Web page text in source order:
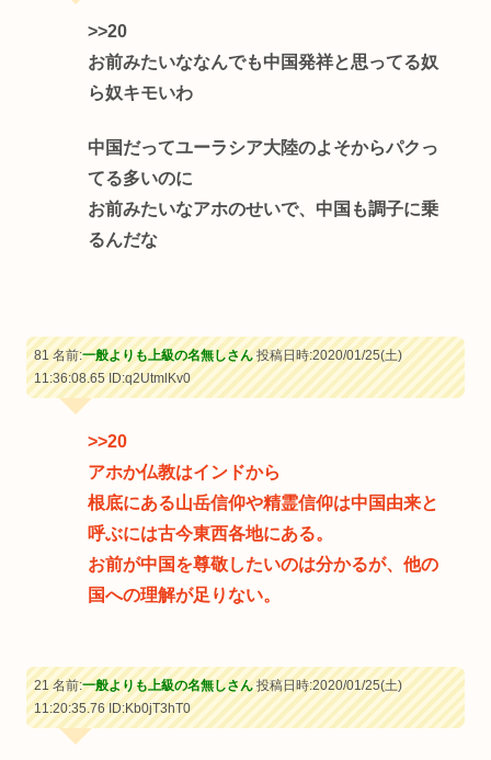
>>20
お前みたいななんでも中国発祥と思ってる奴
ら奴キモいわ
中国だってユーラシア大陸のよそからパクっ
てる多いのに
お前みたいなアホのせいで、中国も調子に乗
るんだな
81 名前:一般よりも上級の名無しさん投稿日時:2020/01/25(土)
11:36:08.65ID:q2UtmlKv0
>>20
アホか仏教はインドから
根底にある山岳信仰や精霊信仰は中国由来と
呼ぶには古今東西各地にある。
お前が中国を尊敬したいのは分かるが、他の
国への理解が足りない。
21 名前:一般よりも上級の名無しさん投稿日時:2020/01/25(土)
11:20:35.76ID:Kb0jT3hT0